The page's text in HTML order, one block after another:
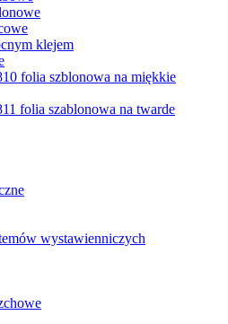
klejem
folia szblonowa na miękkie
folia szablonowa na twarde
wystawienniczych